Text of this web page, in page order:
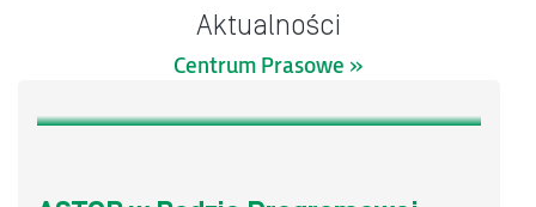
Aktualności
Centrum Prasowe »